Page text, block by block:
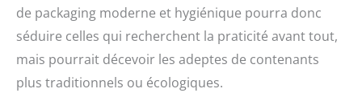
de packaging moderne et hygiénique pourra donc
séduire celles qui recherchent la praticité avant tout,
mais pourrait décevoir les adeptes de contenants
plus traditionnels ou écologiques.